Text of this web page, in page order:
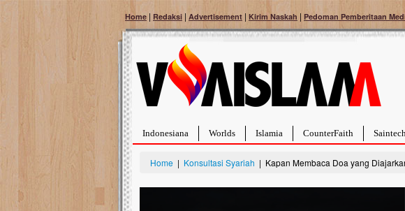
Home | Redaksi | Advertisement | Kirim Naskah | Pedoman Pemberitaan
Indonesiana Worlds Islamia CounterFaith
Home | Konsultasi Syariah | Kapan Membaca Doa yang